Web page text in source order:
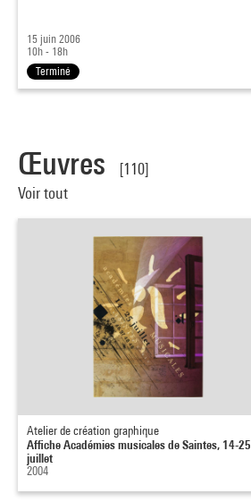
15 juin 2006
10h - 18h
Terminé
Œuvres
[110]
Voir tout
Atelier de création graphique
Affiche Académies musicales de Saintes, 14-25
juillet
2004